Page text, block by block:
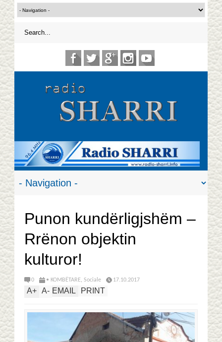
Punon kundërligjshëm –
Rrënon objektin
kulturor!
0 • KOMBËTARE, Sociale 17.10.2017
A+ A- EMAIL PRINT